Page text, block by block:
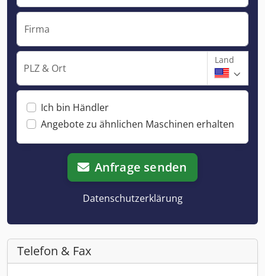
Firma
PLZ & Ort
Land
Ich bin Händler
Angebote zu ähnlichen Maschinen erhalten
Anfrage senden
Datenschutzerklärung
Telefon & Fax